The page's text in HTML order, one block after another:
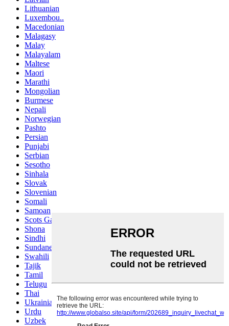
Lithuanian
Luxembou..
Macedonian
Malagasy
Malay
Malayalam
Maltese
Maori
Marathi
Mongolian
Burmese
Nepali
Norwegian
Pashto
Persian
Punjabi
Serbian
Sesotho
Sinhala
Slovak
Slovenian
Somali
Samoan
Scots Gaelic
Shona
Sindhi
Sundanese
Swahili
Tajik
Tamil
Telugu
Thai
Ukrainian
Urdu
Uzbek